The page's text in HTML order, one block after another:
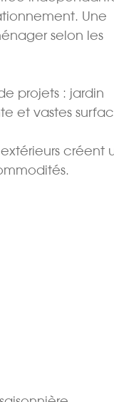
Une
selon les
projets : jardin
et vastes
créent